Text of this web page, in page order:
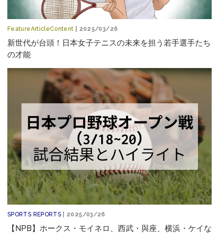
FeatureArticleContent | 2025/03/26
新世代が台頭！日本女子テニスの未来を担う若手選手たち
の才能
SPORTS REPORTS | 2025/03/26
【NPB】ホークス・モイネロ、西武・與座、横浜・ケイな